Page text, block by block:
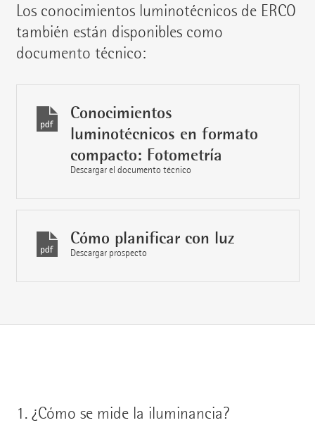
Los conocimientos luminotécnicos de ERCO
también están disponibles como
documento técnico:
Conocimientos
luminotécnicos en formato
compacto: Fotometría
Descargar el documento técnico
Cómo planificar con luz
Descargar prospecto
1. ¿Cómo se mide la iluminancia?